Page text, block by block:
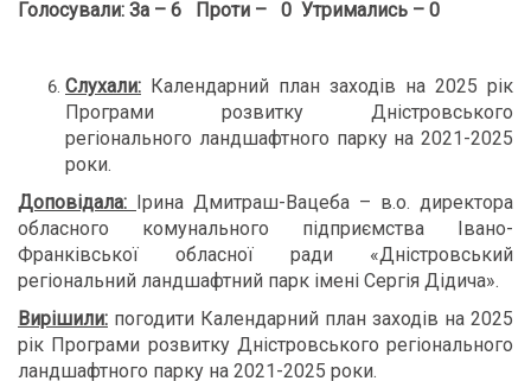
Голосували: За – 6 Проти – 0 Утримались – 0
Слухали: Календарний план заходів на 2025 рік
Програми розвитку Дністровського
регіонального ландшафтного парку на 2021-2025
роки.
Доповідала: Ірина Дмитраш-Вацеба – в.о. директора
обласного комунального підприємства Івано-
Франківської обласної ради «Дністровський
регіональний ландшафтний парк імені Сергія Дідича».
Вирішили: погодити Календарний план заходів на 2025
рік Програми розвитку Дністровського регіонального
ландшафтного парку на 2021-2025 роки.